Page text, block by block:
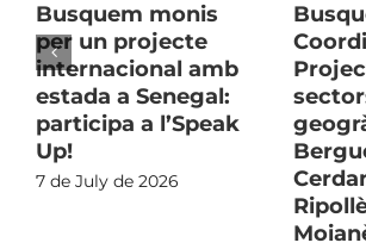
Busquem monis
per un projecte
internacional amb
estada a Senegal:
participa a l’Speak
Up!
7 de July de 2026